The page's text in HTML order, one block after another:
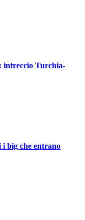
intreccio Turchia-
i big che entrano